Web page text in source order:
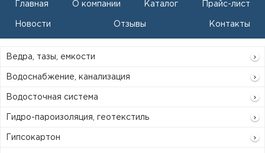
Главная О компании Каталог Прайс-лист
Новости Отзывы Контакты
Ведра, тазы, емкости
Водоснабжение, канализация
Водосточная система
Гидро-пароизоляция, геотекстиль
Гипсокартон